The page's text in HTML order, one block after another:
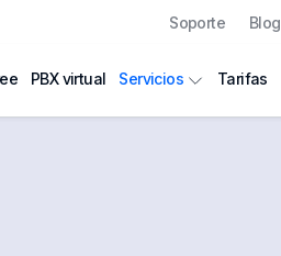
Soporte Blog
PBX virtual Servicios Tarifas